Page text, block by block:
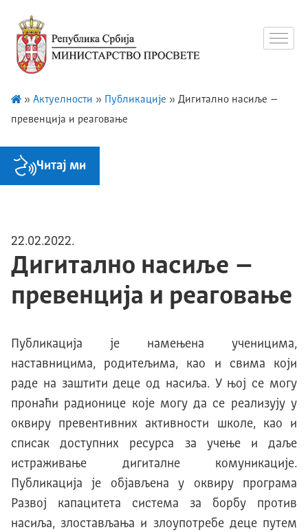
» Актуелности » Публикације » Дигитално насиље –
превенција и реаговање
Читај ми
22.02.2022.
Дигитално насиље –
превенција и реаговање
Публикација је намењена ученицима,
наставницима, родитељима, као и свима који
раде на заштити деце од насиља. У њој се могу
пронаћи радионице које могу да се реализују у
оквиру превентивних активности школе, као и
списак доступних ресурса за учење и даље
истраживање дигиталне комуникације.
Публикација је објављена у оквиру програма
Развој капацитета система за борбу против
насиља, злостављања и злоупотребе деце путем